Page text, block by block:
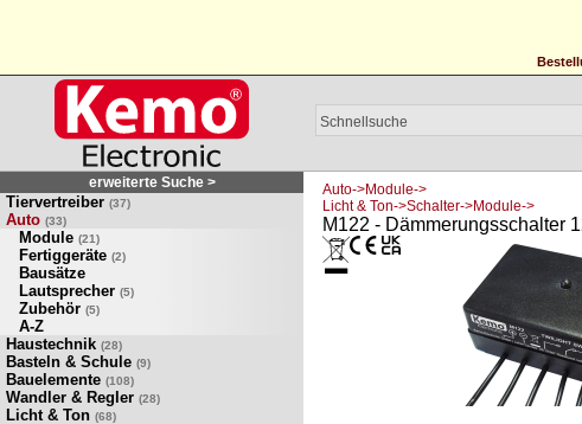
erweiterte Suche >
Tiervertreiber (37)
Auto (33)
Module (21)
Fertiggeräte (2)
Bausätze
Lautsprecher (5)
Zubehör (5)
A-Z
Haustechnik (28)
Basteln & Schule (9)
Bauelemente (108)
Wandler & Regler (28)
Licht & Ton (68)
Auto->Module->
Licht & Ton->Schalter->Module->
M122 - Dämmerungsschalter